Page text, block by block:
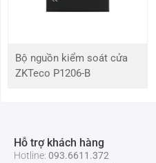
tìm kiếm
Search
Chế độ
sao lưu
Thiết bị / Mạng USB
Bộ nguồn kiểm soát cửa
ZKTeco P1206-B
Hỗ trợ khách hàng
Hotline: 093.6611.372